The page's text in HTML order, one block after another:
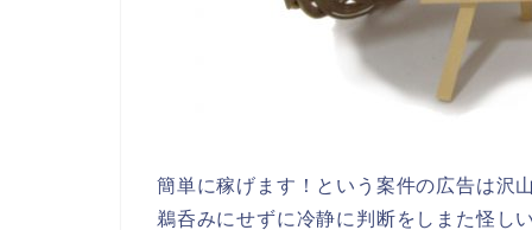
簡単に稼げます！という案件の広告は沢
鵜呑みにせずに冷静に判断をしまた怪し